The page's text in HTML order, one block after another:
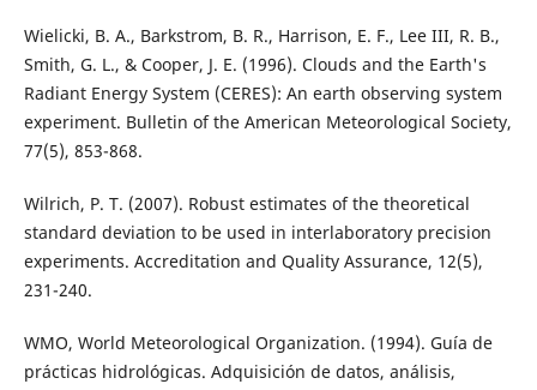
Wielicki, B. A., Barkstrom, B. R., Harrison, E. F., Lee III, R. B.,
Smith, G. L., & Cooper, J. E. (1996). Clouds and the Earth's
Radiant Energy System (CERES): An earth observing system
experiment. Bulletin of the American Meteorological Society,
77(5), 853-868.
Wilrich, P. T. (2007). Robust estimates of the theoretical
standard deviation to be used in interlaboratory precision
experiments. Accreditation and Quality Assurance, 12(5),
231-240.
WMO, World Meteorological Organization. (1994). Guía de
prácticas hidrológicas. Adquisición de datos, análisis,